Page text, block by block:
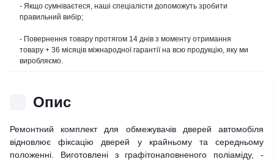
Опис
Ремонтний комплект для обмежувачів дверей автомобіля
відновлює фіксацію дверей у крайньому та середньому
положенні. Виготовлені з графітонаповненого поліаміду, -
- Якщо сумніваєтеся, наші спеціалісти допоможуть зробити
правильний вибір;
- Повернення товару протягом 14 днів з моменту отримання
товару + 36 місяців міжнародної гарантії на всю продукцію, яку ми
виробляємо.